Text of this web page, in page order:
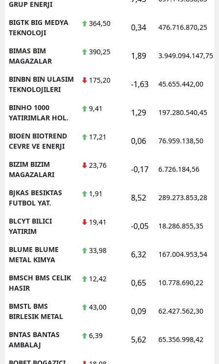
GRUP ENERJI
BIGTK BIG MEDYA
TEKNOLOJI
364,50 0,34 476.716.870,25
BIMAS BIM
MAGAZALAR
390,25 1,89 3.949.094.147,75
BINBN BIN ULASIM
TEKNOLOJILERI
175,20 -1,63 45.655.442,00
BINHO 1000
YATIRIMLAR HOL.
9,41 1,29 197.280.540,45
BIOEN BIOTREND
CEVRE VE ENERJI
17,21 0,06 76.959.138,50
BIZIM BIZIM
MAGAZALARI
23,76 -0,17 6.726.184,56
BJKAS BESIKTAS
FUTBOL YAT.
1,91 8,52 289.273.853,28
BLCYT BILICI
YATIRIM
19,41 -0,05 18.286.855,35
BLUME BLUME
METAL KIMYA
33,98 6,32 167.004.953,54
BMSCH BMS CELIK
HASIR
12,42 0,65 10.778.690,22
BMSTL BMS
BIRLESIK METAL
43,00 0,09 62.427.562,30
BNTAS BANTAS
AMBALAJ
6,39 5,62 65.356.998,42